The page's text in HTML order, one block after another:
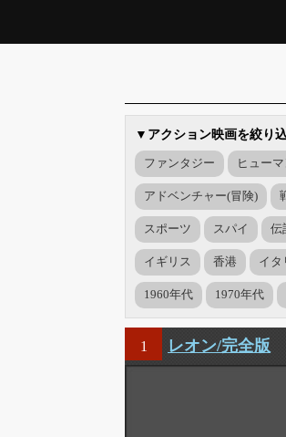
▼アクション映画を絞り
ファンタジー ヒュー
アドベンチャー(冒険)
スポーツ スパイ 伝
イギリス 香港 イタ
1960年代 1970年代
1 レオン/完全版